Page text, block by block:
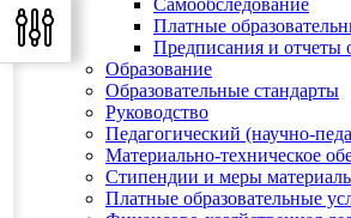
Самообследование
Платные
Предписания и отчеты
Образование
Образовательные стандарты
Руководство
Педагогический (научно-
Материально-техническое
Стипендии и меры
Платные образовательные